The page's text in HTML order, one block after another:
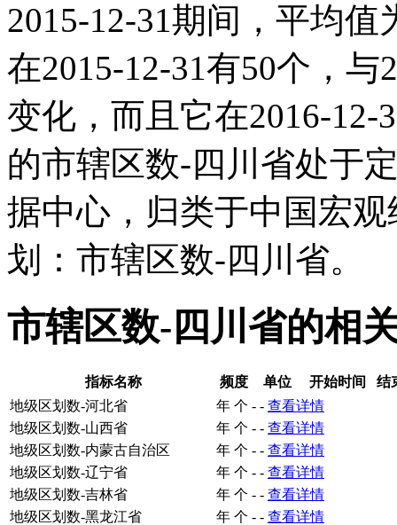
2015-12-31期间，平均
在2015-12-31有50个，
变化，而且它在2016-
的市辖区数-四川省处于
据中心，归类于中国宏
划：市辖区数-四川省。
市辖区数-四川省的相
指标名称 频度 单位 开始时间
结
地级区划数-河北省
年 个 - - 查看详情
地级区划数-山西省
年 个 - - 查看详情
地级区划数-内蒙古自治区
年 个 - - 查看详情
地级区划数-辽宁省
年 个 - - 查看详情
地级区划数-吉林省
年 个 - - 查看详情
地级区划数-黑龙江省
年 个 - - 查看详情